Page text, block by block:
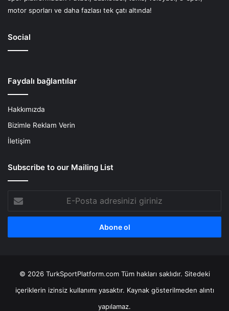
motor sporları ve daha fazlası tek çatı altında!
Social
Faydalı bağlantılar
Hakkımızda
Bizimle Reklam Verin
İletişim
Subscribe to our Mailing List
Posta
adresinizi
© 2026 TurkSportPlatform.com Tüm hakları saklıdır. Sitedeki
içeriklerin izinsiz kullanımı yasaktır. Kaynak gösterilmeden alıntı
yapılamaz.